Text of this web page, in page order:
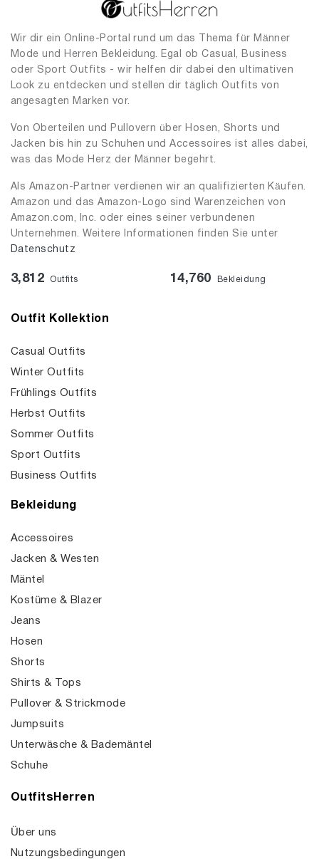
Wir dir ein Online-Portal rund um das Thema für Männer
Mode und Herren Bekleidung. Egal ob Casual, Business
oder Sport Outfits - wir helfen dir dabei den ultimativen
Look zu entdecken und stellen dir täglich Outfits von
angesagten Marken vor.
Von Oberteilen und Pullovern über Hosen, Shorts und
Jacken bis hin zu Schuhen und Accessoires ist alles dabei,
was das Mode Herz der Männer begehrt.
Als Amazon-Partner verdienen wir an qualifizierten Käufen.
Amazon und das Amazon-Logo sind Warenzeichen von
Amazon.com, Inc. oder eines seiner verbundenen
Unternehmen. Weitere Informationen finden Sie unter
Datenschutz
3,812 Outfits 14,760 Bekleidung
Outfit Kollektion
Casual Outfits
Winter Outfits
Frühlings Outfits
Herbst Outfits
Sommer Outfits
Sport Outfits
Business Outfits
Bekleidung
Accessoires
Jacken & Westen
Mäntel
Kostüme & Blazer
Jeans
Hosen
Shorts
Shirts & Tops
Pullover & Strickmode
Jumpsuits
Unterwäsche & Bademäntel
Schuhe
OutfitsHerren
Über uns
Nutzungsbedingungen